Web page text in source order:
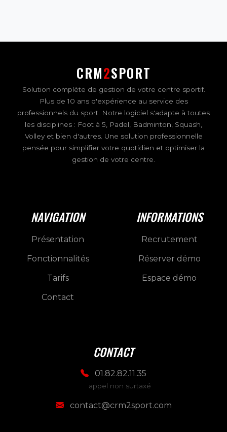
CRM2SPORT
Solution complète de gestion de votre centre sportif.
Plus de 10 ans d'expérience au service des
professionnels du sport. Notre logiciel s'adapte à toutes
les disciplines : Foot à 5, Padel, Badminton, Squash,
Volley et bien d'autres. Une solution professionnelle
pensée pour simplifier votre quotidien et optimiser la
gestion de votre centre.
NAVIGATION
Présentation
Fonctionnalités
Tarifs
Contact
INFORMATIONS
Recrutement
Réserver démo
Espace démo
CONTACT
01.82.82.11.35
appel non surtaxé
contact@crm2sport.com